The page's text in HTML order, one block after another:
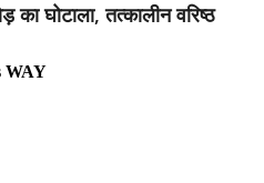
का घोटाला, तत्कालीन वरिष्ठ
WAY